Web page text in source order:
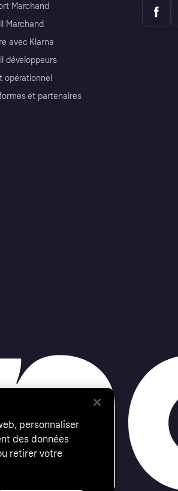
Marchand
Marchand
avec Klarna
développeurs
opérationnel
et partenaires
personnaliser
des données
retirer votre